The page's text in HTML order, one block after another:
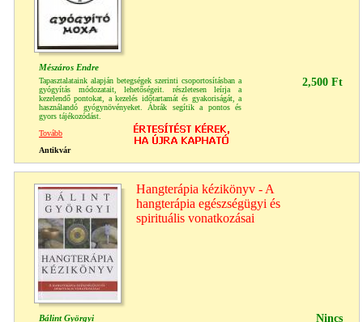
Mészáros Endre
Tapasztalataink alapján betegségek szerinti csoportosításban a
gyógyítás módozatait, lehetőségeit. részletesen leírja a
kezelendő pontokat, a kezelés időtartamát és gyakoriságát, a
használandó gyógynövényeket. Ábrák segítik a pontos és
gyors tájékozódást.
2,500 Ft
Tovább
Antikvár
Hangterápia kézikönyv - A
hangterápia egészségügyi és
spirituális vonatkozásai
Bálint Györgyi Nincs